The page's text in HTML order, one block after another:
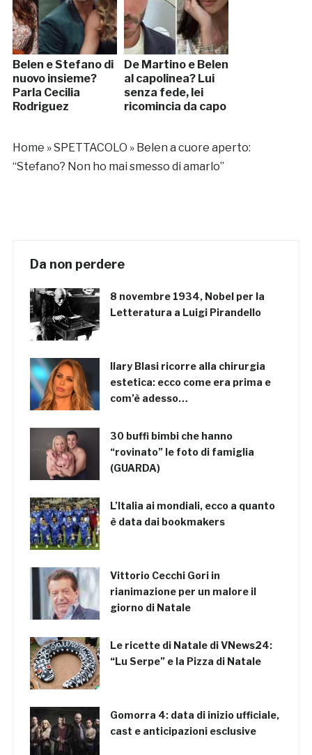
Belen e Stefano di
nuovo insieme?
Parla Cecilia
Rodriguez
De Martino e Belen
al capolinea? Lui
senza fede, lei
ricomincia da capo
Home »SPETTACOLO » Belen a cuore aperto:
“Stefano? Non ho mai smesso di amarlo”
Da non perdere
8 novembre 1934, Nobel per la
Letteratura a Luigi Pirandello
Ilary Blasi ricorre alla chirurgia
estetica: ecco come era prima e
com’è adesso…
30 buffi bimbi che hanno
“rovinato” le foto di famiglia
(GUARDA)
L’Italia ai mondiali, ecco a quanto
è data dai bookmakers
Vittorio Cecchi Gori in
rianimazione per un malore il
giorno di Natale
Le ricette di Natale di VNews24:
“Lu Serpe” e la Pizza di Natale
Gomorra 4: data di inizio ufficiale,
cast e anticipazioni esclusive